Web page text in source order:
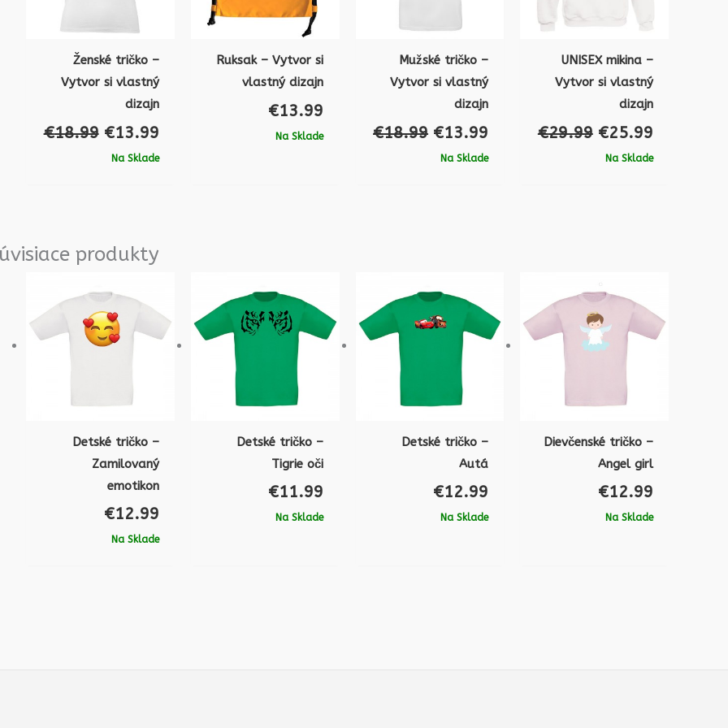
Ženské tričko –
Vytvor si vlastný
dizajn
€18.99 €13.99
Na Sklade
Ruksak – Vytvor si
vlastný dizajn
€13.99
Na Sklade
Mužské tričko –
Vytvor si vlastný
dizajn
€18.99 €13.99
Na Sklade
UNISEX mikina –
Vytvor si vlastný
dizajn
€29.99 €25.99
Na Sklade
produkty
Detské tričko –
Zamilovaný
emotikon
€12.99
Na Sklade
Detské tričko –
Tigrie oči
€11.99
Na Sklade
Detské tričko –
Autá
€12.99
Na Sklade
Dievčenské tričko –
Angel girl
€12.99
Na Sklade